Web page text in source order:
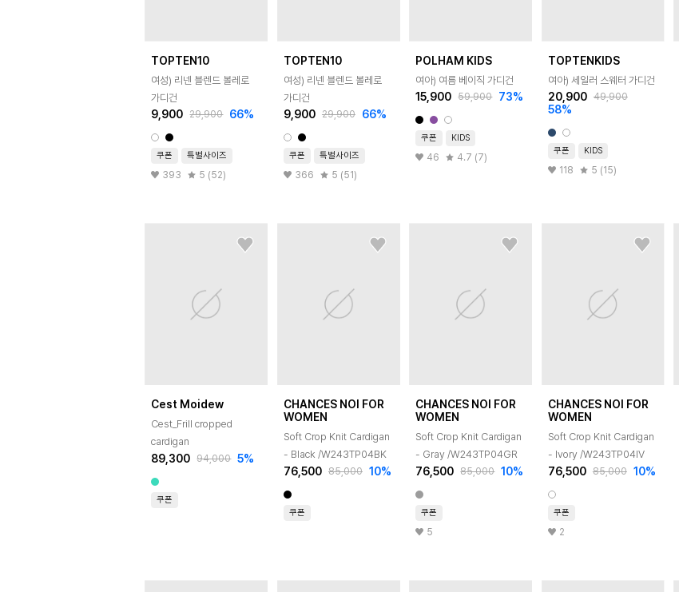
TOPTEN10
여성) 리넨 블렌드 볼레로
가디건
9,900 29,900 66%
쿠폰 특별사이즈
393 5 (52)
TOPTEN10
여성) 리넨 블렌드 볼레로
가디건
9,900 29,900 66%
쿠폰 특별사이즈
366 5 (51)
POLHAM KIDS
여아) 여름 베이직 가디건
15,900 59,900 73%
쿠폰 KIDS
46 4.7 (7)
TOPTENKIDS
여아) 세일러 스웨터 가디건
20,900 49,900
58%
쿠폰 KIDS
118 5 (15)
Cest Moidew
Cest_Frill cropped
cardigan
89,300 94,000 5%
쿠폰
CHANCES NOI FOR
WOMEN
Soft Crop Knit Cardigan
- Black /W243TP04BK
76,500 85,000 10%
쿠폰
CHANCES NOI FOR
WOMEN
Soft Crop Knit Cardigan
- Gray /W243TP04GR
76,500 85,000 10%
쿠폰
5
CHANCES NOI FOR
WOMEN
Soft Crop Knit Cardigan
- Ivory /W243TP04IV
76,500 85,000 10%
쿠폰
2